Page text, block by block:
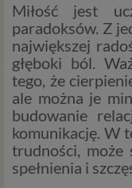
Miłość jest
paradoksów. Z
największej
głęboki ból.
tego, że
ale można je
budowanie
komunikację. W
trudności, może
spełnienia i
serwisu takimi
Twoje dane w
usłudze
mogą być
technologiach (np.
lub naszych
urządzeniach,
naszych usług.
Podstawa i cel